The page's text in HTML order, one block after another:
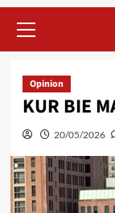
Menu
Opinion
KUR BIE
20/05/2026